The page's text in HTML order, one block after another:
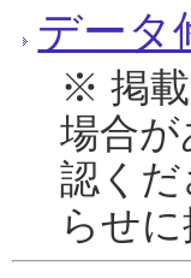
データ
※ 掲
場合
認く
らせに